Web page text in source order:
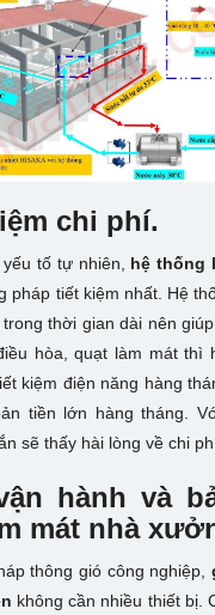
chi phí.
tố tự nhiên, hệ thống
pháp tiết kiệm nhất. Hệ
thời gian dài nên
hòa, quạt làm mát thì
kiệm điện năng hàng
tiền lớn hàng tháng.
sẽ thấy hài lòng về chi
hành và
mát nhà
thông gió công nghiệp,
không cần nhiều thiết bị.